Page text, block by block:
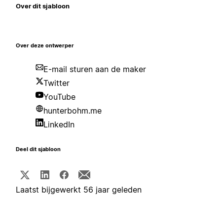
Over dit sjabloon
Over deze ontwerper
E-mail sturen aan de maker
Twitter
YouTube
hunterbohm.me
LinkedIn
Deel dit sjabloon
Laatst bijgewerkt 56 jaar geleden